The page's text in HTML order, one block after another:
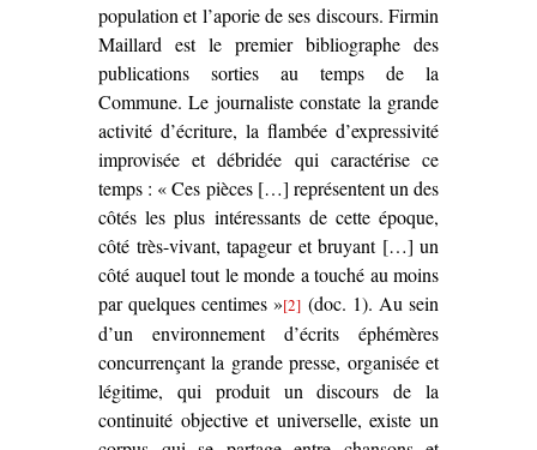
population et l’aporie de ses discours. Firmin
Maillard est le premier bibliographe des
publications sorties au temps de la
Commune. Le journaliste constate la grande
activité d’écriture, la flambée d’expressivité
improvisée et débridée qui caractérise ce
temps : « Ces pièces […] représentent un des
côtés les plus intéressants de cette époque,
côté très-vivant, tapageur et bruyant […] un
côté auquel tout le monde a touché au moins
par quelques centimes »[2] (doc. 1). Au sein
d’un environnement d’écrits éphémères
concurrençant la grande presse, organisée et
légitime, qui produit un discours de la
continuité objective et universelle, existe un